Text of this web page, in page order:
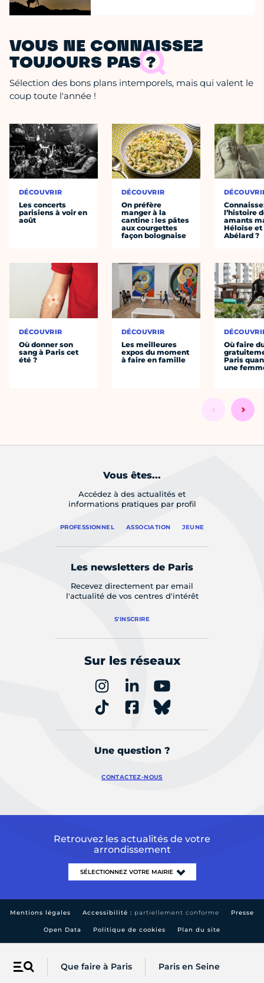
Menu Que faire à Paris Paris en Seine
VOUS NE CONNAISSEZ
TOUJOURS PAS ?
Sélection des bons plans intemporels, mais qui valent le
coup toute l'année !
DÉCOUVRIR
Les concerts
parisiens à voir en
août
DÉCOUVRIR
Où donner son
sang à Paris cet
été ?
DÉCOUVRIR
On préfère
manger à la
cantine : les pâtes
aux courgettes
façon bolognaise
DÉCOUVRIR
Les meilleures
expos du moment
à faire en famille
l’histoire
amants
Héloïse et
Abélard ?
Où faire
Paris
une
Vous êtes...
Accédez à des actualités et
informations pratiques par profil
PROFESSIONNEL ASSOCIATION JEUNE
Les newsletters de Paris
Recevez directement par email
l'actualité de vos centres d'intérêt
S'INSCRIRE
Sur les réseaux
Une question ?
CONTACTEZ-NOUS
Retrouvez les actualités de votre
arrondissement
Mentions légales Accessibilité : partiellement conforme Presse
Open Data Politique de cookies Plan du site